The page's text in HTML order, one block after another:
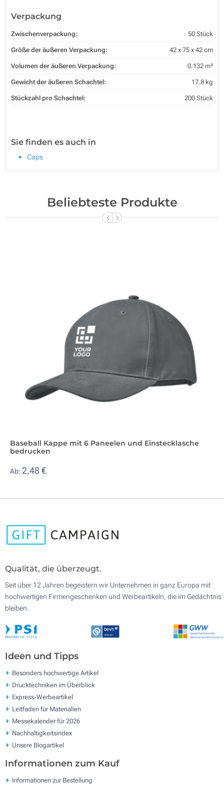
Verpackung
Zwischenverpackung: 50 Stück
Größe der äußeren Verpackung: 42 x 75 x 42 cm
Volumen der äußeren Verpackung: 0.132 m³
Gewicht der äußeren Schachtel: 17.8 kg
Stückzahl pro Schachtel: 200 Stück
Sie finden es auch in
Caps
Beliebteste Produkte
Baseball Kappe mit 6 Paneelen und Einstecklasche
bedrucken
Ab: 2,48 €
Qualität, die überzeugt.
Seit über 12 Jahren begeistern wir Unternehmen in ganz Europa mit
hochwertigen Firmengeschenken und Werbeartikeln, die im Gedächtnis
bleiben.
Ideen und Tipps
Besonders hochwertige Artikel
Drucktechniken im Überblick
Express-Werbeartikel
Leitfaden für Materialien
Messekalender für 2026
Nachhaltigkeitsindex
Unsere Blogartikel
Informationen zum Kauf
Informationen zur Bestellung